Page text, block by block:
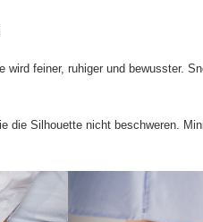
feiner, ruhiger und bewusster.
die Silhouette nicht beschweren.